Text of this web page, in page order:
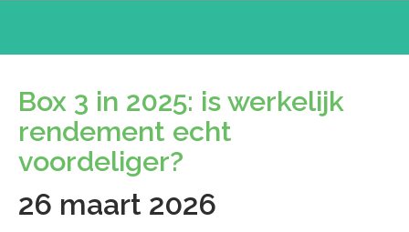
Box 3 in 2025: is werkelijk
rendement echt
voordeliger?
26 maart 2026